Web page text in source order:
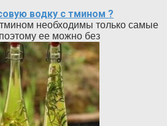
водку с тмином ?
необходимы только самые
ее можно без